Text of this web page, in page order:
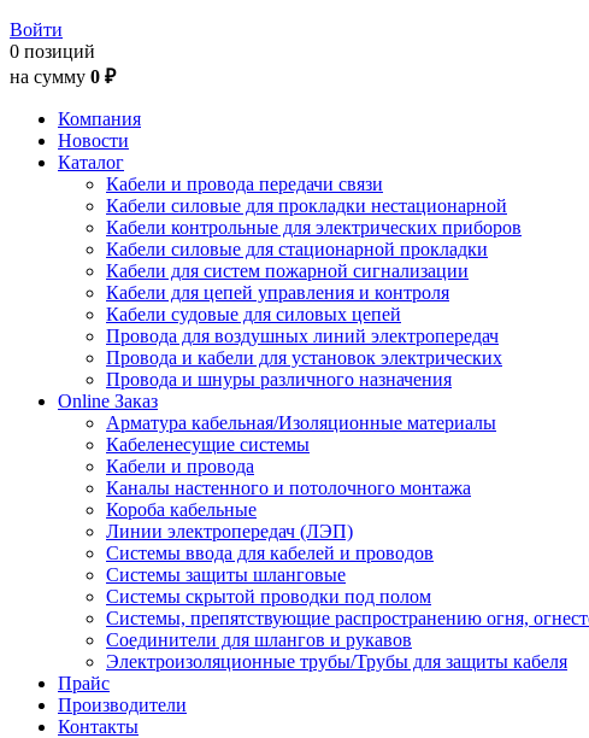
Войти
0 позиций
на сумму 0 ₽
Компания
Новости
Каталог
Кабели и провода передачи связи
Кабели силовые для прокладки нестационарной
Кабели контрольные для электрических приборов
Кабели силовые для стационарной прокладки
Кабели для систем пожарной сигнализации
Кабели для цепей управления и контроля
Кабели судовые для силовых цепей
Провода для воздушных линий электропередач
Провода и кабели для установок электрических
Провода и шнуры различного назначения
Online Заказ
Арматура кабельная/Изоляционные материалы
Кабеленесущие системы
Кабели и провода
Каналы настенного и потолочного монтажа
Короба кабельные
Линии электропередач (ЛЭП)
Системы ввода для кабелей и проводов
Системы защиты шланговые
Системы скрытой проводки под полом
Системы, препятствующие распространению огня,
Соединители для шлангов и рукавов
Электроизоляционные трубы/Трубы для защиты кабеля
Прайс
Производители
Контакты